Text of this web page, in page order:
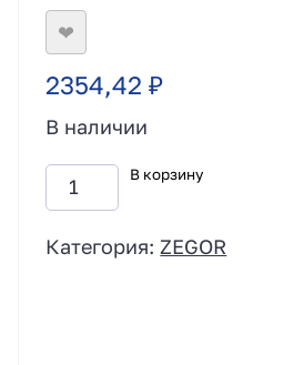
❤
2354,42₽
В наличии
В корзину
Категория: ZEGOR